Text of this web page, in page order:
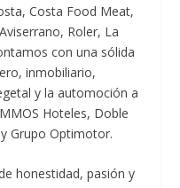
Costa Food Meat,
Roler, La
con una sólida
inmobiliario,
y la automoción a
Hoteles, Doble
Grupo Optimotor.
honestidad, pasión y